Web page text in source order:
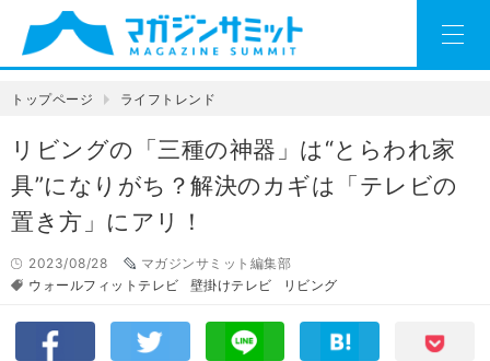
トップページ ライフトレンド
リビングの「三種の神器」は“とらわれ家
具”になりがち？解決のカギは「テレビの
置き方」にアリ！
2023/08/28
マガジンサミット編集部
ウォールフィットテレビ
壁掛けテレビ リビング